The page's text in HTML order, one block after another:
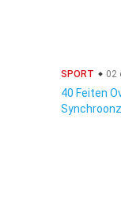
SPORT 02
40 Feiten